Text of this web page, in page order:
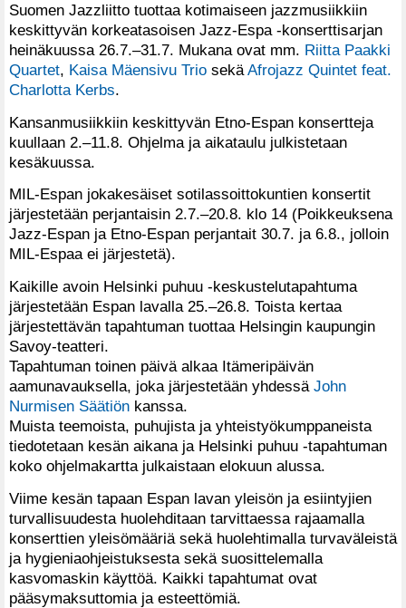
Suomen Jazzliitto tuottaa kotimaiseen jazzmusiikkiin
keskittyvän korkeatasoisen Jazz-Espa -konserttisarjan
heinäkuussa 26.7.–31.7. Mukana ovat mm. Riitta Paakki
Quartet, Kaisa Mäensivu Trio sekäAfrojazz Quintet feat.
Charlotta Kerbs.
Kansanmusiikkiin keskittyvän Etno-Espan konsertteja
kuullaan 2.–11.8. Ohjelma ja aikataulu julkistetaan
kesäkuussa.
MIL-Espan jokakesäiset sotilassoittokuntien konsertit
järjestetään perjantaisin 2.7.–20.8. klo 14 (Poikkeuksena
Jazz-Espan ja Etno-Espan perjantait 30.7. ja 6.8., jolloin
MIL-Espaa ei järjestetä).
Kaikille avoin Helsinki puhuu -keskustelutapahtuma
järjestetään Espan lavalla 25.–26.8. Toista kertaa
järjestettävän tapahtuman tuottaa Helsingin kaupungin
Savoy-teatteri.
Tapahtuman toinen päivä alkaa Itämeripäivän
aamunavauksella, joka järjestetään yhdessä John
Nurmisen Säätiön kanssa.
Muista teemoista, puhujista ja yhteistyökumppaneista
tiedotetaan kesän aikana ja Helsinki puhuu -tapahtuman
koko ohjelmakartta julkaistaan elokuun alussa.
Viime kesän tapaan Espan lavan yleisön ja esiintyjien
turvallisuudesta huolehditaan tarvittaessa rajaamalla
konserttien yleisömääriä sekä huolehtimalla turvaväleistä
ja hygieniaohjeistuksesta sekä suosittelemalla
kasvomaskin käyttöä. Kaikki tapahtumat ovat
pääsymaksuttomia ja esteettömiä.